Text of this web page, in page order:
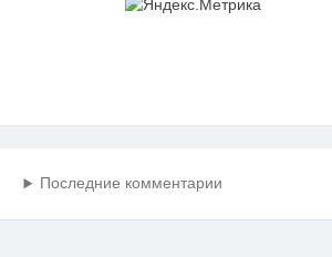
Последние комментарии